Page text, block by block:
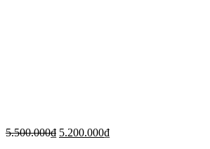
5.500.000₫ 5.200.000₫